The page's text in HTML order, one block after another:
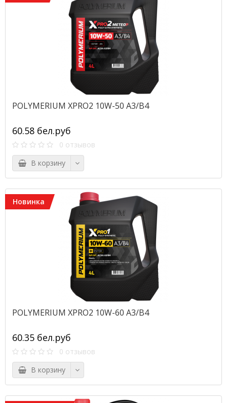
POLYMERIUM XPRO2 10W-50 A3/B4
60.58 бел.руб
0 отзывов
В корзину
Новинка
POLYMERIUM XPRO2 10W-60 A3/B4
60.35 бел.руб
0 отзывов
В корзину